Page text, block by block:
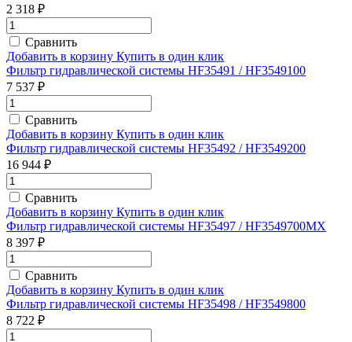
2 318 ₽
Сравнить
Добавить в корзину Купить в один клик
Фильтр гидравлической системы HF35491 / HF3549100
7 537 ₽
Сравнить
Добавить в корзину Купить в один клик
Фильтр гидравлической системы HF35492 / HF3549200
16 944 ₽
Сравнить
Добавить в корзину Купить в один клик
Фильтр гидравлической системы HF35497 / HF3549700MX
8 397 ₽
Сравнить
Добавить в корзину Купить в один клик
Фильтр гидравлической системы HF35498 / HF3549800
8 722 ₽